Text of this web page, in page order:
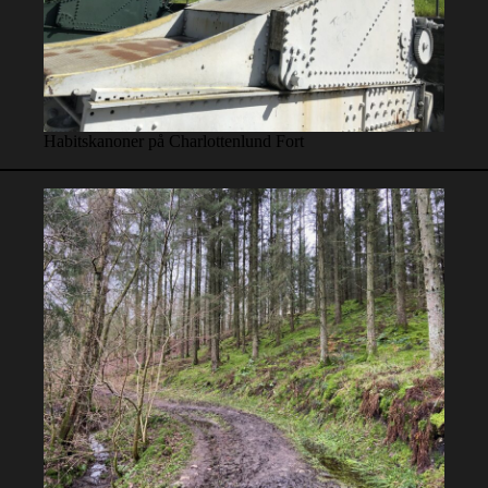
Habitskanoner på Charlottenlund Fort